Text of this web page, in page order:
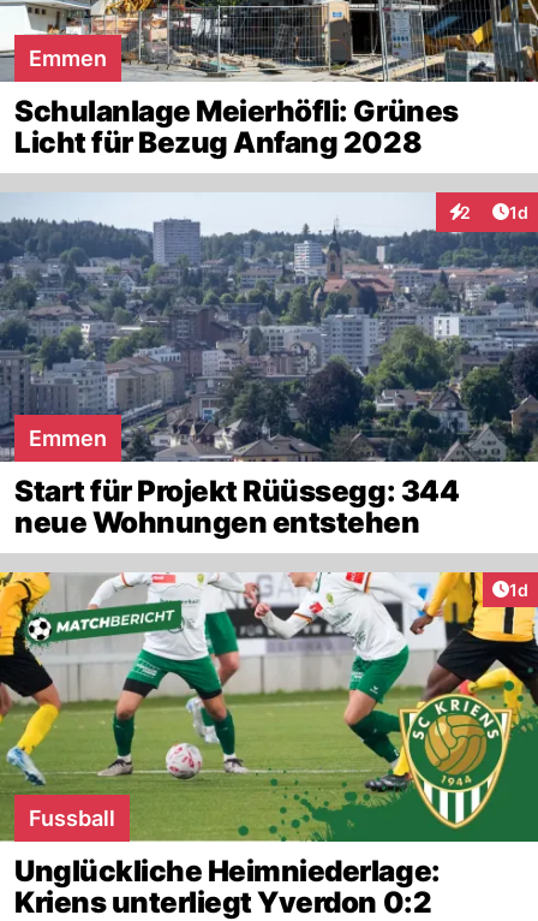
Emmen
Schulanlage Meierhöfli: Grünes
Licht für Bezug Anfang 2028
2 1d
Emmen
Start für Projekt Rüüssegg: 344
neue Wohnungen entstehen
1d
Fussball
Unglückliche Heimniederlage:
Kriens unterliegt Yverdon 0:2